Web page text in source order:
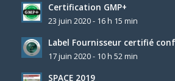
Certification GMP+
23 juin 2020 - 16 h 15 min
Label Fournisseur certifié
17 juin 2020 - 10 h 52 min
SPACE 2019